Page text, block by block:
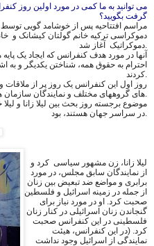
می توانید به ما کمی در مورد اولین روز
گرفت بگویید؟
دموکراسی ترکیه خانم گولتان کیشانک و
آنها در مورد هدف کنفرانس که ایجاد یک
احترام به حقوق همه، شناختن یکدیگر و
روز اول این کنفرانس یک روز پر از ملاقات
لیلا زانا، زن مشهور سیاسی کرد و
از نمایندگان سابق مجلس، در مورد
برابری و مواضع ضد تبعیض بین زنان
از جمله در زمینه اسرائیل و فلسطین
صحبت کرد. او در مورد نیاز برای
گنجاندن زنان اسرائیلی در کنار زنان
فلسطینی در این کنفرانس صحبت
کرد. (در این کنفرانس، هیئت
نمایندگی از اسرائیل وجود نداشت